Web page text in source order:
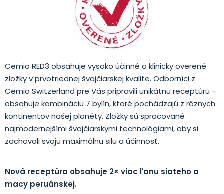
Cemio RED3 obsahuje vysoko účinné a klinicky overené
zložky v prvotriednej švajčiarskej kvalite. Odborníci z
Cemio Switzerland pre Vás pripravili unikátnu receptúru –
obsahuje kombináciu 7 bylín, ktoré pochádzajú z rôznych
kontinentov našej planéty. Zložky sú spracované
najmodernejšími švajčiarskymi technológiami, aby si
zachovali svoju maximálnu silu a účinnosť.
Nová receptúra ​​obsahuje 2× viac ľanu siateho a
macy peruánskej.